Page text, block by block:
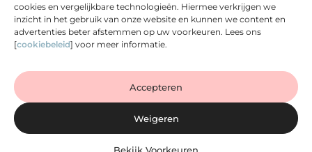
cookies en vergelijkbare technologieën. Hiermee verkrijgen we
inzicht in het gebruik van onze website en kunnen we content en
advertenties beter afstemmen op uw voorkeuren. Lees ons
[cookiebeleid] voor meer informatie.
Accepteren
Weigeren
Bekijk Voorkeuren
Onze informatie
Bericht categorie